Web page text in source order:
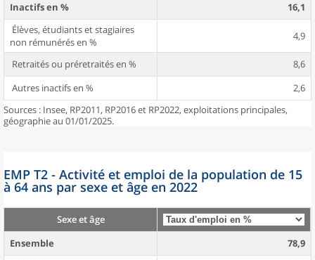
Inactifs en %
16,1
Élèves, étudiants et stagiaires
non rémunérés en %
4,9
Retraités ou préretraités en %
8,6
Autres inactifs en %
2,6
Sources : Insee, RP2011, RP2016 et RP2022, exploitations principales,
géographie au 01/01/2025.
EMP T2 - Activité et emploi de la population de 15
à 64 ans par sexe et âge en 2022
Sexe et âge
Ensemble
78,9